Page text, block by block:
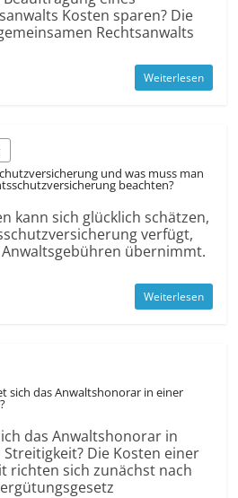
Kosten sparen? Die
Rechts­anwalts
Weiterlesen
und was muss man
beachten?
kann sich glücklich schätzen,
verfügt,
übernimmt.
Weiterlesen
sich das Anwalts­honorar in einer
das Anwalts­honorar in
Die Kosten einer
richten sich zunächst nach